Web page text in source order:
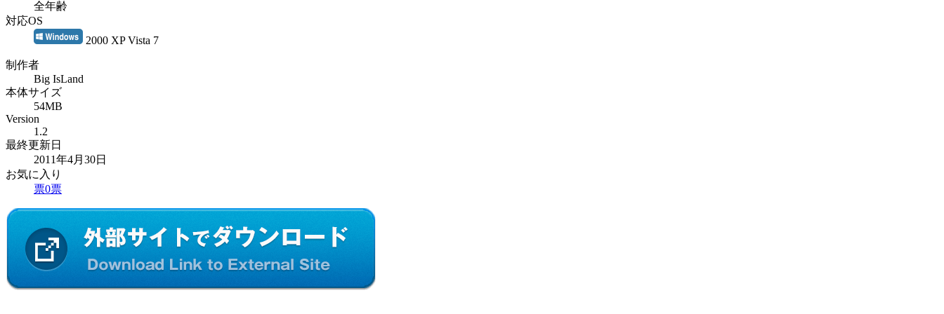
全年齢
対応OS
2000 XP Vista 7
制作者
Big IsLand
本体サイズ
54MB
Version
1.2
最終更新日
2011年4月30日
お気に入り
票0票